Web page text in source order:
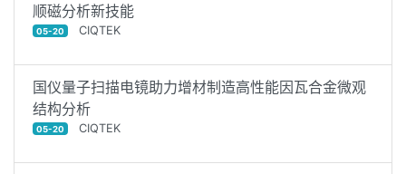
顺磁分析新技能
05-20 CIQTEK
国仪量子扫描电镜助力增材制造高性能因瓦合金微观
结构分析
05-20 CIQTEK